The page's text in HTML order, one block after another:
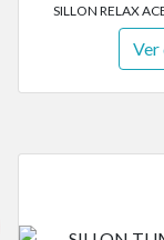
SILLON RELAX
Ver